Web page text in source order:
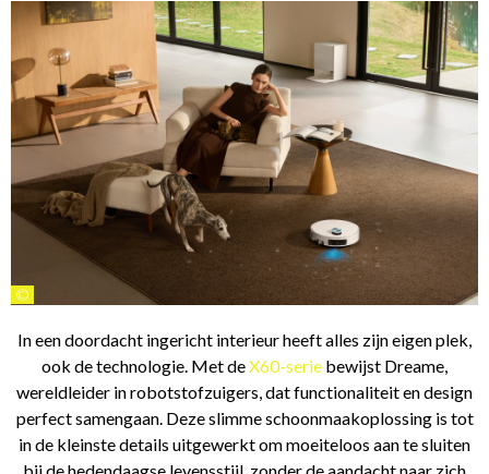
©
In een doordacht ingericht interieur heeft alles zijn eigen plek,
ook de technologie. Met deX60-serie bewijst Dreame,
wereldleider in robotstofzuigers, dat functionaliteit en design
perfect samengaan. Deze slimme schoonmaakoplossing is tot
in de kleinste details uitgewerkt om moeiteloos aan te sluiten
bij de hedendaagse levensstijl, zonder de aandacht naar zich